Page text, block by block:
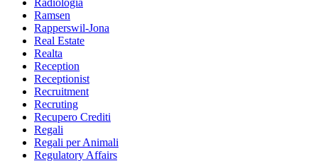
Radiologia
Ramsen
Rapperswil-Jona
Real Estate
Realta
Reception
Receptionist
Recruitment
Recruting
Recupero Crediti
Regali
Regali per Animali
Regulatory Affairs